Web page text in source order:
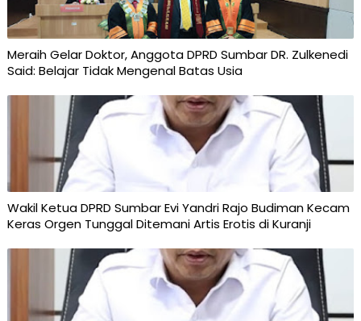
Meraih Gelar Doktor, Anggota DPRD Sumbar DR. Zulkenedi
Said: Belajar Tidak Mengenal Batas Usia
Wakil Ketua DPRD Sumbar Evi Yandri Rajo Budiman Kecam
Keras Orgen Tunggal Ditemani Artis Erotis di Kuranji